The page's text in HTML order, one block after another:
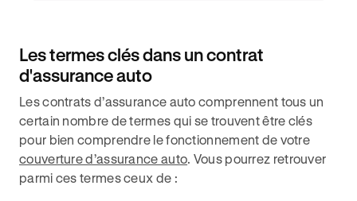
Les termes clés dans un contrat
d'assurance auto
Les contrats d’assurance auto comprennent tous un
certain nombre de termes qui se trouvent être clés
pour bien comprendre le fonctionnement de votre
couverture d’assurance auto. Vous pourrez retrouver
parmi ces termes ceux de :